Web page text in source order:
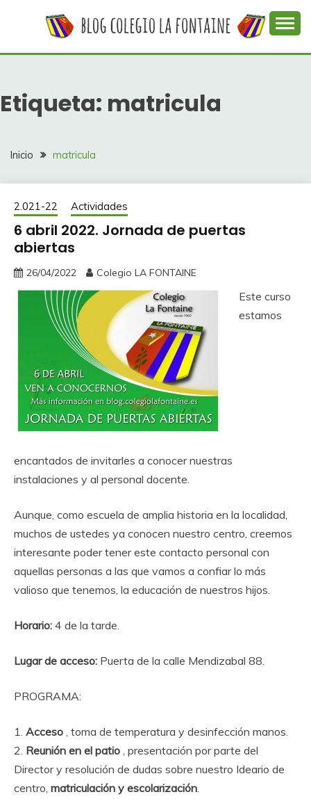
COLEGIO LA
FONTAINE
colegio La Fontaine
Etiqueta: matricula
Inicio matricula
2.021-22 Actividades
6 abril 2022. Jornada de puertas
abiertas
26/04/2022 Colegio LA FONTAINE
Este curso
estamos
encantados de invitarles a conocer nuestras
instalaciones y al personal docente.
Aunque, como escuela de amplia historia en la localidad,
muchos de ustedes ya conocen nuestro centro, creemos
interesante poder tener este contacto personal con
aquellas personas a las que vamos a confiar lo más
valioso que tenemos, la educación de nuestros hijos.
Horario: 4 de la tarde.
Lugar de acceso: Puerta de la calle Mendizabal 88.
PROGRAMA:
1. Acceso , toma de temperatura y desinfección manos.
2. Reunión en el patio , presentación por parte del
Director y resolución de dudas sobre nuestro Ideario de
centro, matriculación y escolarización.